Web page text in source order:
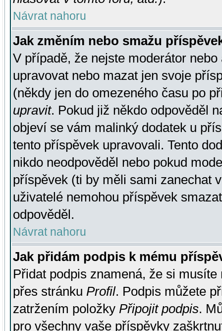
Návrat nahoru
Jak změním nebo smažu
V případě, že nejste moderátor
upravovat nebo mazat jen svoje
(někdy jen do omezeného času po
upravit. Pokud již někdo odpověděl
objeví se vám malinký dodatek u
tento příspěvek upravovali. Tento
nikdo neodpověděl nebo pokud
příspěvek (ti by měli sami zanechat
uživatelé nemohou příspěvek
odpověděl.
Návrat nahoru
Jak přidám podpis k mému
Přidat podpis znamená, že si
přes stránku Profil. Podpis můžete
zatržením položky Připojit podpis.
pro všechny vaše příspěvky